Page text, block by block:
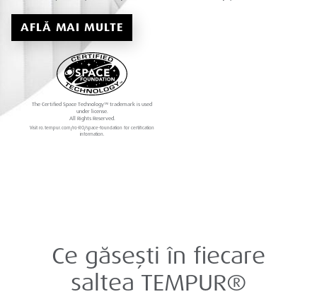
AFLĂ MAI MULTE
The Certified Space Technology™ trademark is used
under license.
All Rights Reserved.
Visit ro.tempur.com/ro-RO/space-foundation for certification
information.
Ce găsești în fiecare
saltea TEMPUR®